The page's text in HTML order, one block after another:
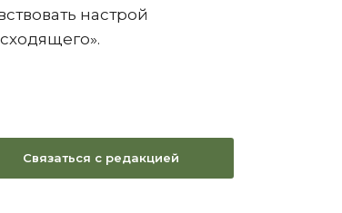
настрой
Связаться с редакцией